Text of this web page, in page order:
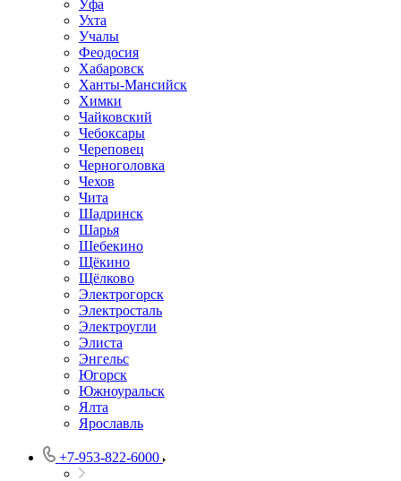
Уфа
Ухта
Учалы
Феодосия
Хабаровск
Ханты-Мансийск
Химки
Чайковский
Чебоксары
Череповец
Черноголовка
Чехов
Чита
Шадринск
Шарья
Шебекино
Щёкино
Щёлково
Электрогорск
Электросталь
Электроугли
Элиста
Энгельс
Югорск
Южноуральск
Ялта
Ярославль
+7-953-822-6000